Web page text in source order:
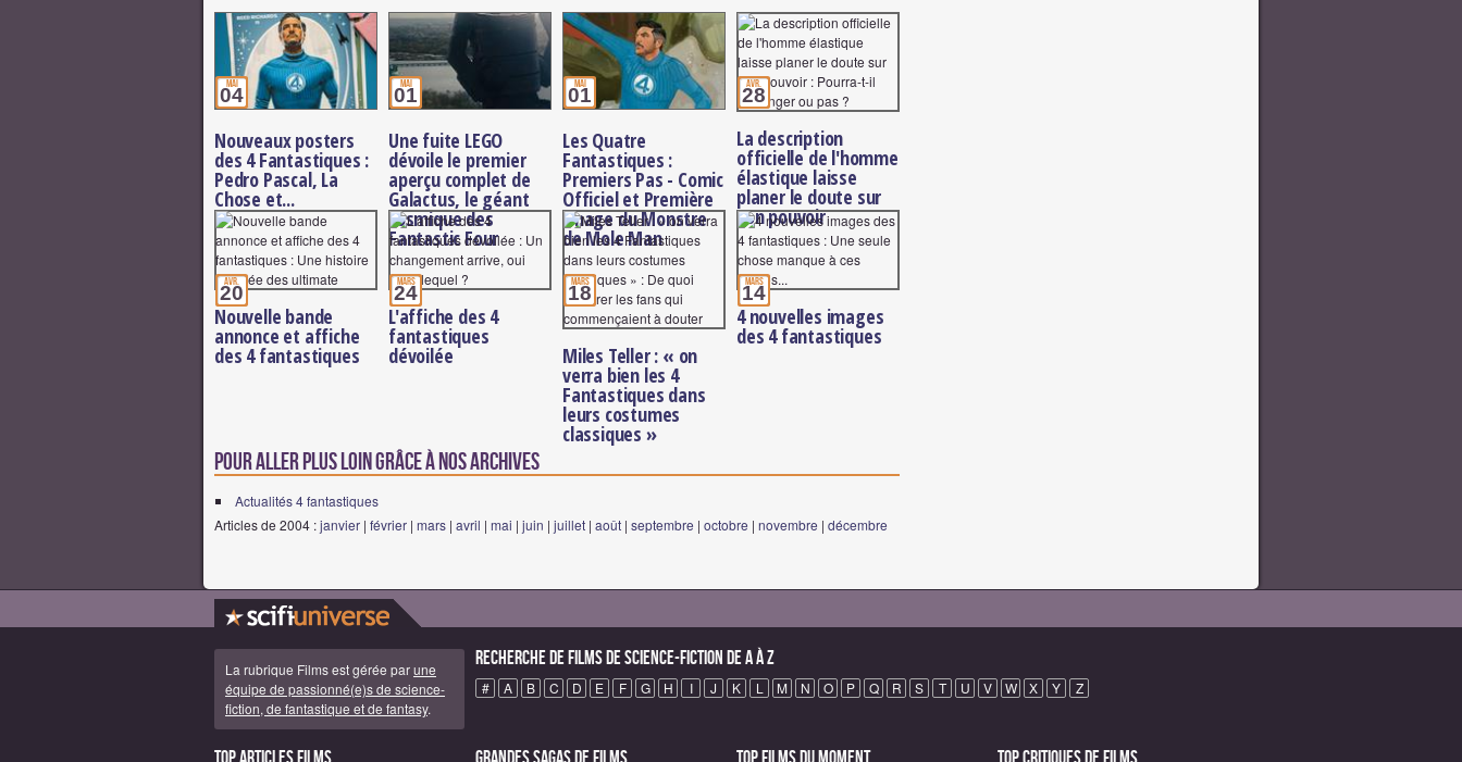
mai
04
Nouveaux posters
des 4 Fantastiques :
Pedro Pascal, La
Chose et...
mai
01
Une fuite LEGO
dévoile le premier
aperçu complet de
Galactus, le géant
cosmique des
Fantastic Four
mai
01
Les Quatre
Fantastiques :
Premiers Pas - Comic
Officiel et Première
Image du Monstre
de Mole Man
avr.
28
La description
officielle de l'homme
élastique laisse
planer le doute sur
son pouvoir
avr.
20
Nouvelle bande
annonce et affiche
des 4 fantastiques
mars
24
L'affiche des 4
fantastiques
dévoilée
mars
18
Miles Teller : « on
verra bien les 4
Fantastiques dans
leurs costumes
classiques »
mars
14
4 nouvelles images
des 4 fantastiques
Pour aller plus loin grâce à nos archives
Actualités 4 fantastiques
Articles de 2004 :janvier | février | mars | avril | mai | juin | juillet | août | septembre | octobre | novembre | décembre
La rubrique Films est gérée parune
équipe de passionné(e)s de science-
fiction, de fantastique et de fantasy.
Recherche de Films de science-fiction de A à Z
# A B C D E F G H I J K L M N O P Q R S T U V W X Y Z